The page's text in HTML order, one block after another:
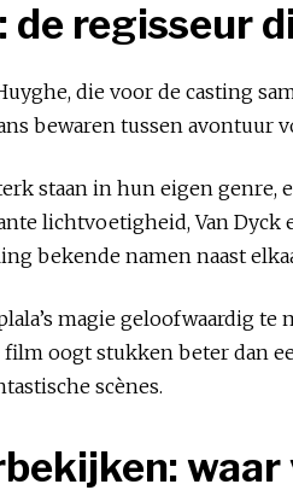
de regisseur
die voor de casting
bewaren tussen avontuur
staan in hun eigen
lichtvoetigheid, Van
bekende namen naast
magie geloofwaardig
oogt stukken beter dan
scènes.
waar